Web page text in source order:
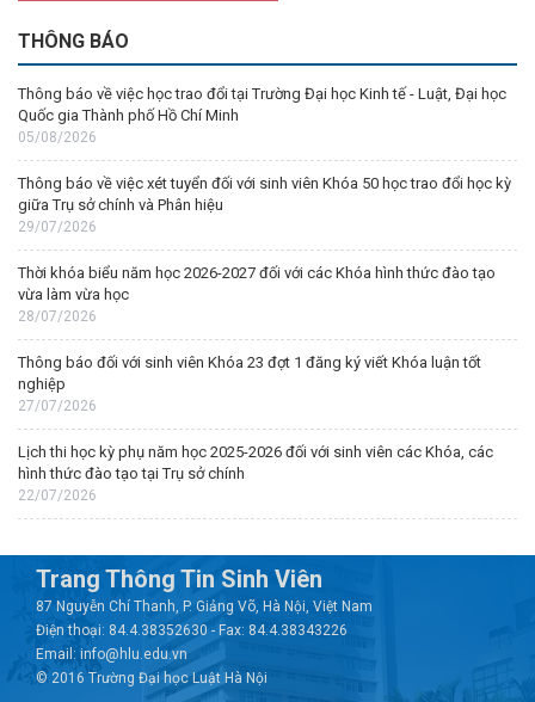
THÔNG BÁO
Thông báo về việc học trao đổi tại Trường Đại học Kinh tế - Luật, Đại học
Quốc gia Thành phố Hồ Chí Minh
05/08/2026
Thông báo về việc xét tuyển đối với sinh viên Khóa 50 học trao đổi học kỳ
giữa Trụ sở chính và Phân hiệu
29/07/2026
Thời khóa biểu năm học 2026-2027 đối với các Khóa hình thức đào tạo
vừa làm vừa học
28/07/2026
Thông báo đối với sinh viên Khóa 23 đợt 1 đăng ký viết Khóa luận tốt
nghiệp
27/07/2026
Lịch thi học kỳ phụ năm học 2025-2026 đối với sinh viên các Khóa, các
hình thức đào tạo tại Trụ sở chính
22/07/2026
Trang Thông Tin Sinh Viên
87 Nguyễn Chí Thanh, P. Giảng Võ, Hà Nội, Việt Nam
Điện thoại: 84.4.38352630 - Fax: 84.4.38343226
Email: info@hlu.edu.vn
© 2016 Trường Đại học Luật Hà Nội